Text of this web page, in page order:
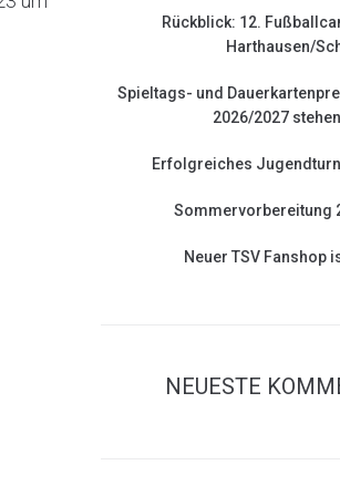
Rückblick: 12.
Harthausen/
Spieltags- und
2026/2027
Erfolgreiches
Sommervorbereitung
Neuer TSV Fanshop
NEUESTE